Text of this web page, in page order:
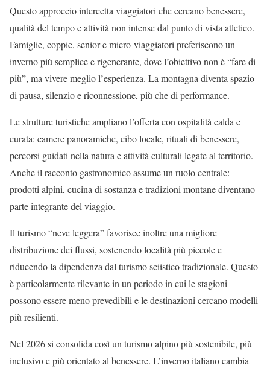
Questo approccio intercetta viaggiatori che cercano benessere,
qualità del tempo e attività non intense dal punto di vista atletico.
Famiglie, coppie, senior e micro-viaggiatori preferiscono un
inverno più semplice e rigenerante, dove l’obiettivo non è “fare di
più”, ma vivere meglio l’esperienza. La montagna diventa spazio
di pausa, silenzio e riconnessione, più che di performance.
Le strutture turistiche ampliano l’offerta con ospitalità calda e
curata: camere panoramiche, cibo locale, rituali di benessere,
percorsi guidati nella natura e attività culturali legate al territorio.
Anche il racconto gastronomico assume un ruolo centrale:
prodotti alpini, cucina di sostanza e tradizioni montane diventano
parte integrante del viaggio.
Il turismo “neve leggera” favorisce inoltre una migliore
distribuzione dei flussi, sostenendo località più piccole e
riducendo la dipendenza dal turismo sciistico tradizionale. Questo
è particolarmente rilevante in un periodo in cui le stagioni
possono essere meno prevedibili e le destinazioni cercano modelli
più resilienti.
Nel 2026 si consolida così un turismo alpino più sostenibile, più
inclusivo e più orientato al benessere. L’inverno italiano cambia